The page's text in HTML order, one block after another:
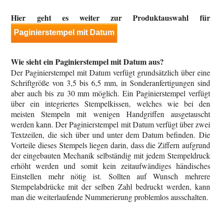
Hier geht es weiter zur Produktauswahl für
Paginierstempel mit Datum
Wie sieht ein Paginierstempel mit Datum aus?
Der Paginierstempel mit Datum verfügt grundsätzlich über eine
Schriftgröße von 3,5 bis 6,5 mm, in Sonderanfertigungen sind
aber auch bis zu 30 mm möglich. Ein Paginierstempel verfügt
über ein integriertes Stempelkissen, welches wie bei den
meisten Stempeln mit wenigen Handgriffen ausgetauscht
werden kann. Der Paginierstempel mit Datum verfügt über zwei
Textzeilen, die sich über und unter dem Datum befinden. Die
Vorteile dieses Stempels liegen darin, dass die Ziffern aufgrund
der eingebauten Mechanik selbständig mit jedem Stempeldruck
erhöht werden und somit kein zeitaufwändiges händisches
Einstellen mehr nötig ist. Sollten auf Wunsch mehrere
Stempelabdrücke mit der selben Zahl bedruckt werden, kann
man die weiterlaufende Nummerierung problemlos ausschalten.